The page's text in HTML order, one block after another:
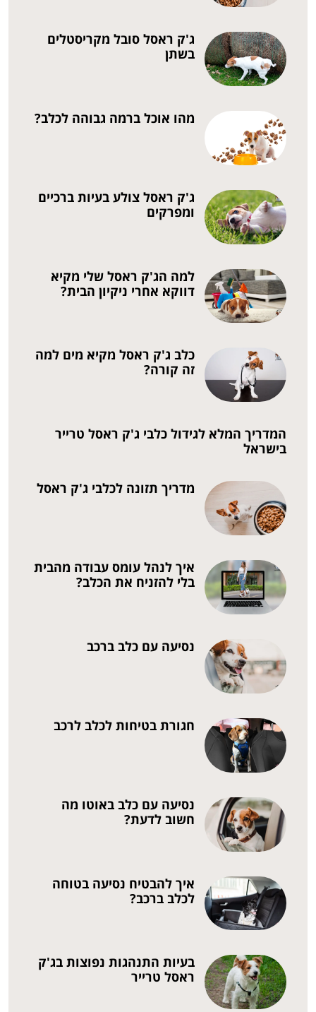
ג'ק ראסל סובל מקריסטלים
בשתן
מהו אוכל ברמה גבוהה לכלב?
ג'ק ראסל צולע בעיות ברכיים
ומפרקים
למה הג'ק ראסל שלי מקיא
דווקא אחרי ניקיון הבית?
כלב ג'ק ראסל מקיא מים למה
זה קורה?
המדריך המלא לגידול כלבי ג'ק ראסל טרייר
בישראל
מדריך תזונה לכלבי ג'ק ראסל
איך לנהל עומס עבודה מהבית
בלי להזניח את הכלב?
נסיעה עם כלב ברכב
חגורת בטיחות לכלב לרכב
נסיעה עם כלב באוטו מה
חשוב לדעת?
איך להבטיח נסיעה בטוחה
לכלב ברכב?
בעיות התנהגות נפוצות בג'ק
ראסל טרייר